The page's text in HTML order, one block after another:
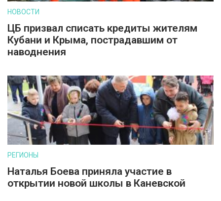
НОВОСТИ
ЦБ призвал списать кредиты жителям
Кубани и Крыма, пострадавшим от
наводнения
РЕГИОНЫ
Наталья Боева приняла участие в
открытии новой школы в Каневской